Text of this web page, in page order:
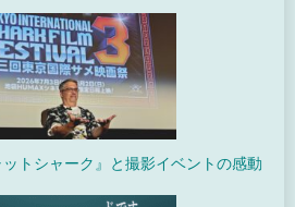
トシャーク』と撮影イベントの感動